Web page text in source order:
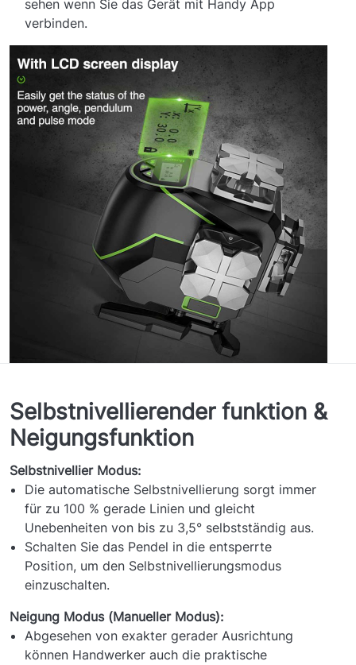
sehen wenn Sie das Gerät mit Handy App
verbinden.
Selbstnivellierender funktion &
Neigungsfunktion
Selbstnivellier Modus:
Die automatische Selbstnivellierung sorgt immer
für zu 100 % gerade Linien und gleicht
Unebenheiten von bis zu 3,5° selbstständig aus.
Schalten Sie das Pendel in die entsperrte
Position, um den Selbstnivellierungsmodus
einzuschalten.
Neigung Modus (Manueller Modus):
Abgesehen von exakter gerader Ausrichtung
können Handwerker auch die praktische